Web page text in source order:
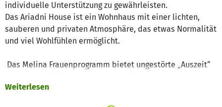
individuelle Unterstützung zu gewährleisten.
Das Ariadni House ist ein Wohnhaus mit einer lichten,
sauberen und privaten Atmosphäre, das etwas Normalität
und viel Wohlfühlen ermöglicht.
Das Melina Frauenprogramm bietet ungestörte „Auszeit“
vielerlei Handarbeits-Aktivitäten wie Backen, Nähen,
Weiterlesen